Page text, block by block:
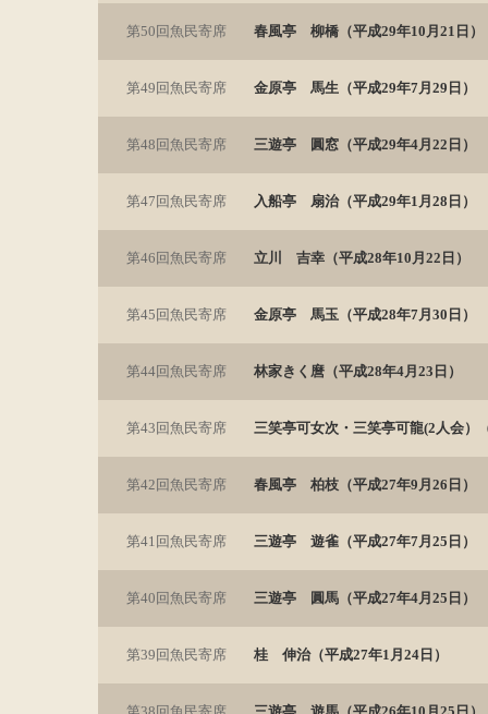
第50回魚民寄席 春風亭 柳橋（平成29年10月21日）
第49回魚民寄席 金原亭 馬生（平成29年7月29日）
第48回魚民寄席 三遊亭 圓窓（平成29年4月22日）
第47回魚民寄席 入船亭 扇治（平成29年1月28日）
第46回魚民寄席 立川 吉幸（平成28年10月22日）
第45回魚民寄席 金原亭 馬玉（平成28年7月30日）
第44回魚民寄席 林家きく麿（平成28年4月23日）
第43回魚民寄席 三笑亭可女次・三笑亭可龍(2人会）
第42回魚民寄席 春風亭 柏枝（平成27年9月26日）
第41回魚民寄席 三遊亭 遊雀（平成27年7月25日）
第40回魚民寄席 三遊亭 圓馬（平成27年4月25日）
第39回魚民寄席 桂 伸治（平成27年1月24日）